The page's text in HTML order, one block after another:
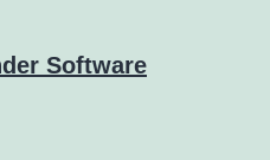
Software